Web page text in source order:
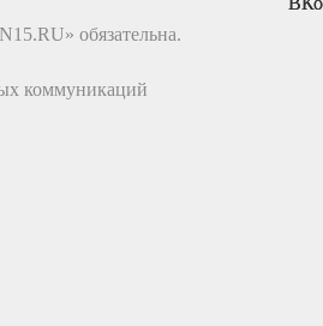
обязательна.
коммуникаций